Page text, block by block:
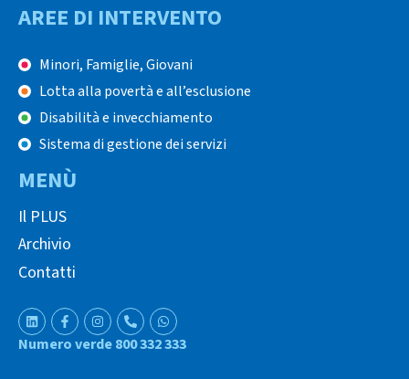
AREE DI INTERVENTO
Minori, Famiglie, Giovani
Lotta alla povertà e all’esclusione
Disabilità e invecchiamento
Sistema di gestione dei servizi
MENÙ
Il PLUS
Archivio
Contatti
Numero verde 800 332 333